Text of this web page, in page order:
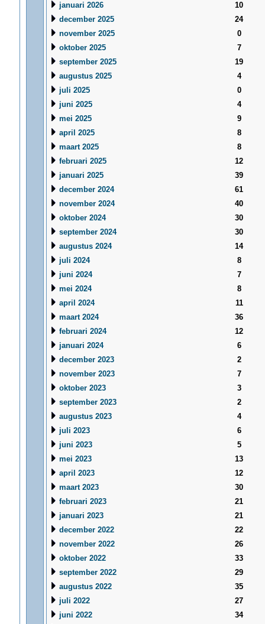
januari 2026
10
december 2025
24
november 2025
0
oktober 2025
7
september 2025
19
augustus 2025
4
juli 2025
0
juni 2025
4
mei 2025
9
april 2025
8
maart 2025
8
februari 2025
12
januari 2025
39
december 2024
61
november 2024
40
oktober 2024
30
september 2024
30
augustus 2024
14
juli 2024
8
juni 2024
7
mei 2024
8
april 2024
11
maart 2024
36
februari 2024
12
januari 2024
6
december 2023
2
november 2023
7
oktober 2023
3
september 2023
2
augustus 2023
4
juli 2023
6
juni 2023
5
mei 2023
13
april 2023
12
maart 2023
30
februari 2023
21
januari 2023
21
december 2022
22
november 2022
26
oktober 2022
33
september 2022
29
augustus 2022
35
juli 2022
27
juni 2022
34